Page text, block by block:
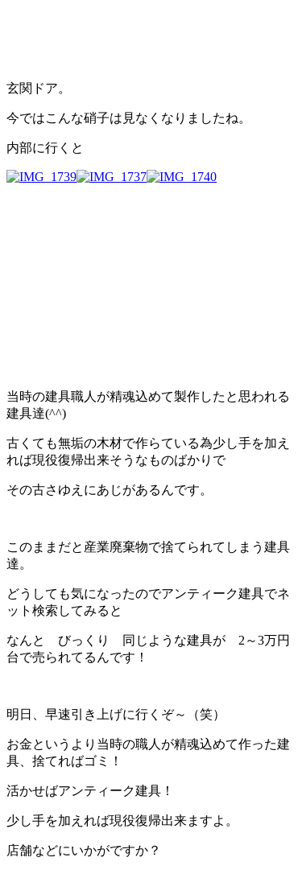
玄関ドア。
今ではこんな硝子は見なくなりましたね。
内部に行くと
当時の建具職人が精魂込めて製作したと思われる
建具達(^^)
古くても無垢の木材で作らている為少し手を加え
れば現役復帰出来そうなものばかりで
その古さゆえにあじがあるんです。
このままだと産業廃棄物で捨てられてしまう建具
達。
どうしても気になったのでアンティーク建具でネ
ット検索してみると
なんと びっくり 同じような建具が 2～3万円
台で売られてるんです！
明日、早速引き上げに行くぞ～（笑）
お金というより当時の職人が精魂込めて作った建
具、捨てればゴミ！
活かせばアンティーク建具！
少し手を加えれば現役復帰出来ますよ。
店舗などにいかがですか？